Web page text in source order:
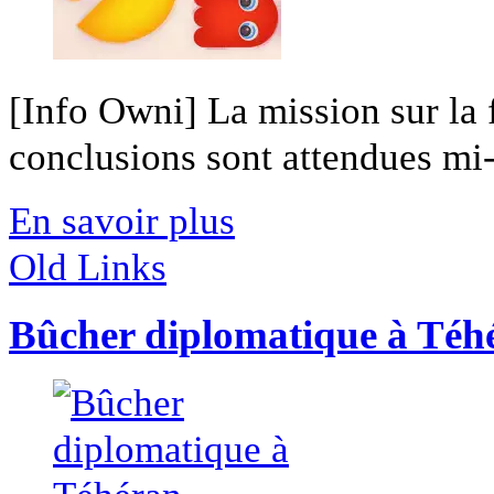
[Info Owni] La mission sur la
conclusions sont attendues
En savoir plus
Old Links
Bûcher diplomatique à